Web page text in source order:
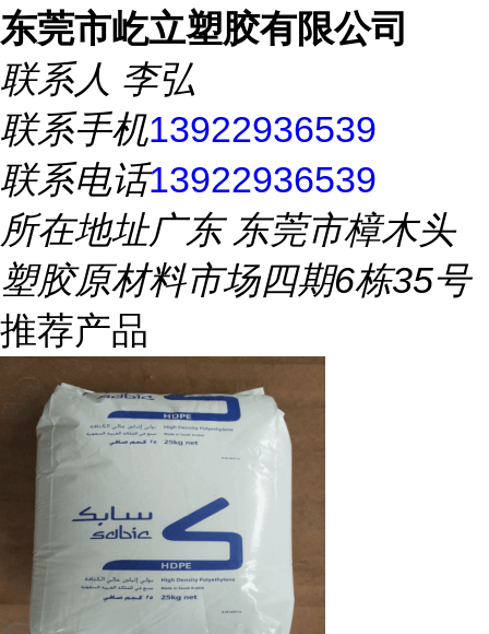
东莞市屹立塑胶有限公司
联系人 李弘
联系手机13922936539
联系电话13922936539
所在地址广东 东莞市樟木头
塑胶原材料市场四期6栋35号
推荐产品